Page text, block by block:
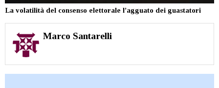
La volatilità del consenso elettorale l’agguato dei guastatori
Marco Santarelli